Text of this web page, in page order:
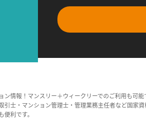
情報！マンスリー＋ウィークリーでのご利用も可
士・マンション管理士・管理業務主任者など国家
利です。